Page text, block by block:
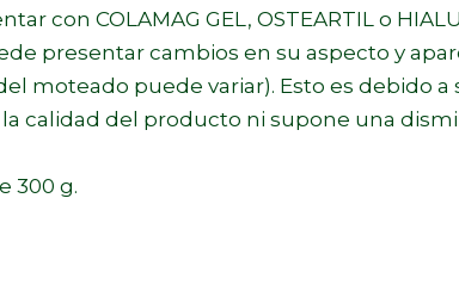
con COLAMAG GEL, OSTEARTIL o
presentar cambios en su aspecto y
moteado puede variar). Esto es debido
calidad del producto ni supone una
300 g.